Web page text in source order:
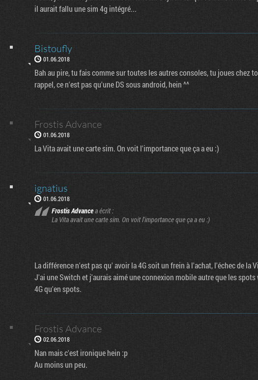
il aurait fallu une sim 4g intégré...
Bistoufly
01.06.2018
Bah au pire, tu fais comme sur toutes les autres consoles, tu joues chez
rappel, ce n'est pas qu'une DS sous android, hein ^^
Frostis Advance
01.06.2018
La Vita avait une carte sim. On voit l'importance que ça a eu :)
ignatius
01.06.2018
Frostis Advancea écrit :
La Vita avait une carte sim. On voit l'importance que ça a eu :)
La différence n'est pas qu' avoir la 4G soit un frein à l'achat, l'échec de la
J'ai une Switch et j'aurais aimé une connexion mobile autre que les
4G qu'en spots.
Frostis Advance
02.06.2018
Nan mais c'est ironique hein :p
Au moins un peu.